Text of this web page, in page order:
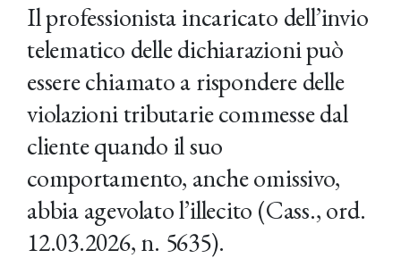
Il professionista incaricato dell’invio
telematico delle dichiarazioni può
essere chiamato a rispondere delle
violazioni tributarie commesse dal
cliente quando il suo
comportamento, anche omissivo,
abbia agevolato l’illecito (Cass., ord.
12.03.2026, n. 5635).